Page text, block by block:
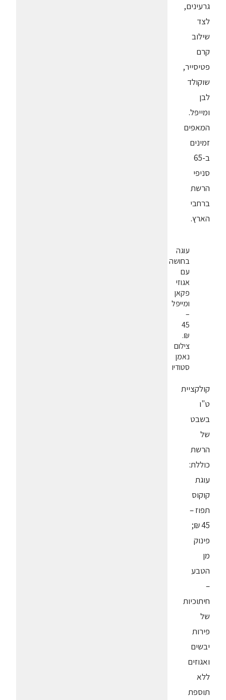
גרעינים,
לצד
שילוב
קרם
פטיסייר,
שוקולד
לבן
ומייפל.
המאפים
זמינים
ב-65
סניפי
הרשת
ברחבי
הארץ.
עוגה
בחושה
עם
אגוזי
פקאן
ומייפל
–
45
₪.
צילום
נאמן
סטודיו
קולקציית
ט"ו
בשבט
של
הרשת
כוללת:
עוגת
קוקוס
תפוז –
45 ₪;
פינוק
מן
הטבע
–
חיתוכיות
של
פירות
יבשים
ואגוזים
ללא
תוספת